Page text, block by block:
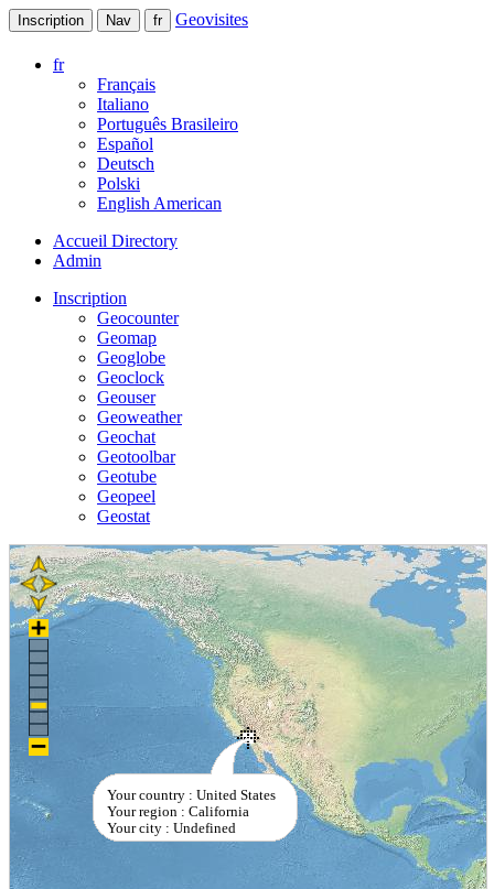
Inscription Nav fr Geovisites
fr
Français
Italiano
Português Brasileiro
Español
Deutsch
Polski
English American
Accueil Directory
Admin
Inscription
Geocounter
Geomap
Geoglobe
Geoclock
Geouser
Geoweather
Geochat
Geotoolbar
Geotube
Geopeel
Geostat
Your country : United States
Your region : California
Your city : Undefined